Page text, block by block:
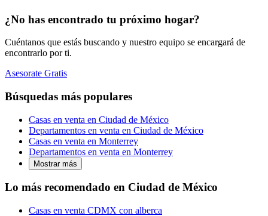
¿No has encontrado tu próximo hogar?
Cuéntanos que estás buscando y nuestro equipo se encargará de
encontrarlo por ti.
Asesorate Gratis
Búsquedas más populares
Casas en venta en Ciudad de México
Departamentos en venta en Ciudad de México
Casas en venta en Monterrey
Departamentos en venta en Monterrey
Mostrar más
Lo más recomendado en Ciudad de México
Casas en venta CDMX con alberca